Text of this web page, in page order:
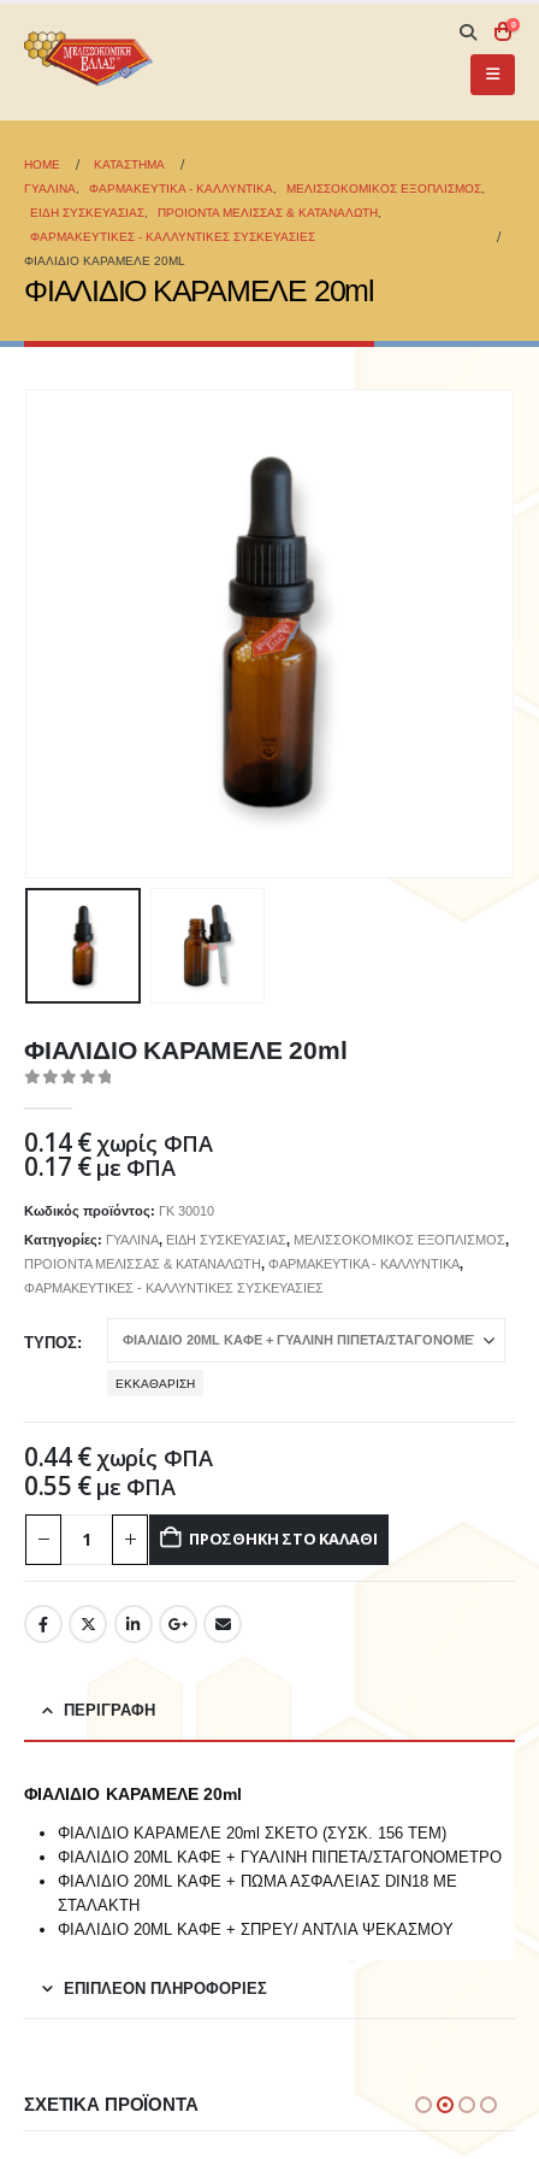
0
HOME
ΚΑΤΆΣΤΗΜΑ
ΓΥΑΛΙΝΑ
ΦΑΡΜΑΚΕΥΤΙΚΑ - ΚΑΛΛΥΝΤΙΚΑ ΜΕΛΙΣΣΟΚΟΜΙΚΟΣ ΕΞΟΠΛΙΣΜΟΣ
ΕΙΔΗ ΣΥΣΚΕΥΑΣΙΑΣ
ΠΡΟΙΟΝΤΑ ΜΕΛΙΣΣΑΣ & ΚΑΤΑΝΑΛΩΤΗ
ΦΑΡΜΑΚΕΥΤΙΚΕΣ - ΚΑΛΛΥΝΤΙΚΕΣ ΣΥΣΚΕΥΑΣΙΕΣ
ΦΙΑΛΙΔΙΟ ΚΑΡΑΜΕΛΕ 20ML
ΦΙΑΛΙΔΙΟ ΚΑΡΑΜΕΛΕ 20ml
ΦΙΑΛΙΔΙΟ ΚΑΡΑΜΕΛΕ 20ml
0.14€χωρίς ΦΠΑ
0.17 €με ΦΠΑ
Κωδικός προϊόντος: ΓΚ 30010
Κατηγορίες: ΓΥΑΛΙΝΑ, ΕΙΔΗ ΣΥΣΚΕΥΑΣΙΑΣ, ΜΕΛΙΣΣΟΚΟΜΙΚΟΣ ΕΞΟΠΛΙΣΜΟΣ,
ΠΡΟΙΟΝΤΑ ΜΕΛΙΣΣΑΣ & ΚΑΤΑΝΑΛΩΤΗ, ΦΑΡΜΑΚΕΥΤΙΚΑ - ΚΑΛΛΥΝΤΙΚΑ,
ΦΑΡΜΑΚΕΥΤΙΚΕΣ - ΚΑΛΛΥΝΤΙΚΕΣ ΣΥΣΚΕΥΑΣΙΕΣ
ΤΥΠΟΣ
ΕΚΚΑΘΆΡΙΣΗ
0.44€χωρίς ΦΠΑ
0.55 €με ΦΠΑ
ΠΡΟΣΘΉΚΗ ΣΤΟ ΚΑΛΆΘΙ
ΠΕΡΙΓΡΑΦΉ
ΦΙΑΛΙΔΙΟ ΚΑΡΑΜΕΛΕ 20ml
ΦΙΑΛΙΔΙΟ ΚΑΡΑΜΕΛΕ 20ml ΣΚΕΤΟ (ΣΥΣΚ. 156 ΤΕΜ)
ΦΙΑΛΙΔΙΟ 20ML ΚΑΦΕ + ΓΥΑΛΙΝΗ ΠΙΠΕΤΑ/ΣΤΑΓΟΝΟΜΕΤΡΟ
ΦΙΑΛΙΔΙΟ 20ML ΚΑΦΕ + ΠΩΜΑ ΑΣΦΑΛΕΙΑΣ DIN18 ΜΕ
ΣΤΑΛΑΚΤΗ
ΦΙΑΛΙΔΙΟ 20ML ΚΑΦΕ + ΣΠΡΕΥ/ ΑΝΤΛΙΑ ΨΕΚΑΣΜΟΥ
ΕΠΙΠΛΈΟΝ ΠΛΗΡΟΦΟΡΊΕΣ
ΣΧΕΤΙΚΆ ΠΡΟΪΌΝΤΑ